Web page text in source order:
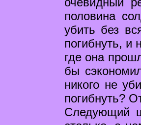
половина
убить без
погибнуть, и
где она
бы
никого не
погибнуть?
Следующий